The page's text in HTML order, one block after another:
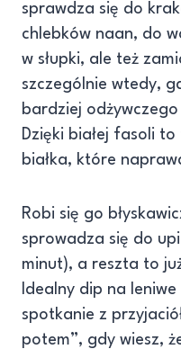
sprawdza się do
chlebków naan, do
w słupki, ale też
szczególnie wtedy,
bardziej
Dzięki białej fasoli
białka, które
Robi się go
sprowadza się do
minut), a reszta to
Idealny dip na
spotkanie z
potem”, gdy wiesz,